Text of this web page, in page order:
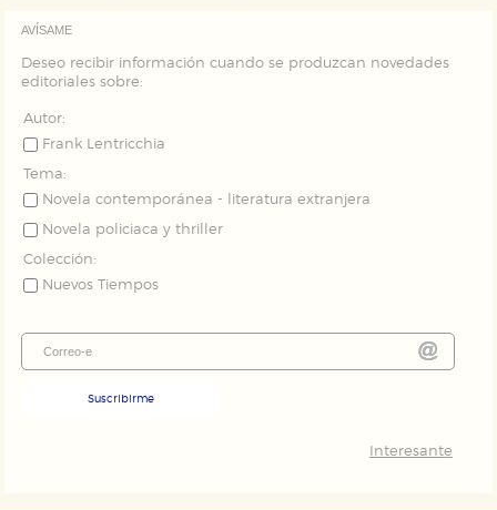
AVÍSAME
Deseo recibir información cuando se produzcan novedades
editoriales sobre:
Autor:
Frank Lentricchia
Tema:
Novela contemporánea - literatura extranjera
Novela policiaca y thriller
Colección:
Nuevos Tiempos
Suscribirme
Interesante